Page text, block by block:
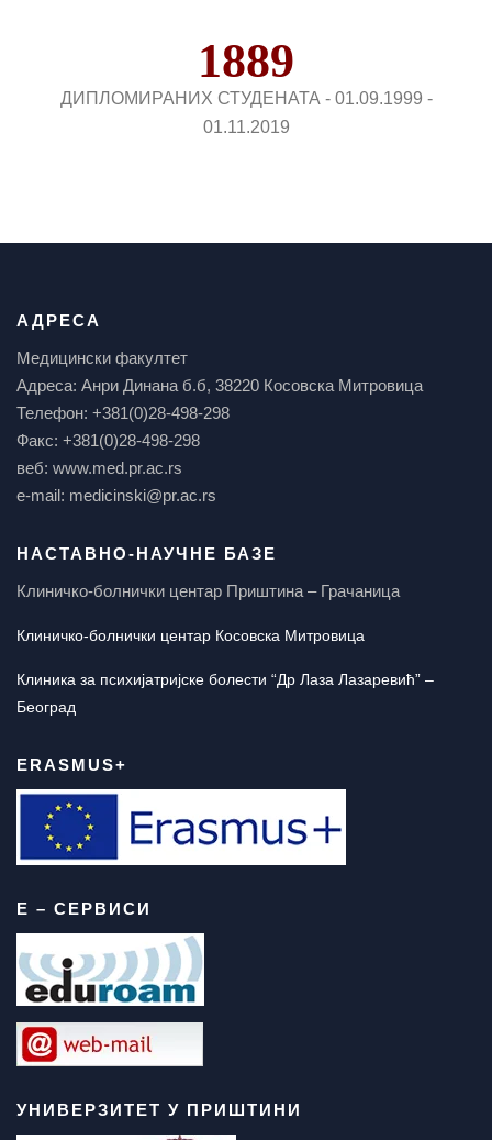
1889
ДИПЛОМИРАНИХ СТУДЕНАТА - 01.09.1999 -
01.11.2019
АДРЕСА
Медицински факултет
Адреса: Анри Динана б.б, 38220 Косовска Митровица
Телефон: +381(0)28-498-298
Факс: +381(0)28-498-298
веб: www.med.pr.ac.rs
e-mail: medicinski@pr.ac.rs
НАСТАВНО-НАУЧНЕ БАЗЕ
Клиничко-болнички центар Приштина – Грачаница
Клиничко-болнички центар Косовска Митровица
Клиника за психијатријске болести “Др Лаза Лазаревић” –
Београд
ERASMUS+
Е – СЕРВИСИ
УНИВЕРЗИТЕТ У ПРИШТИНИ